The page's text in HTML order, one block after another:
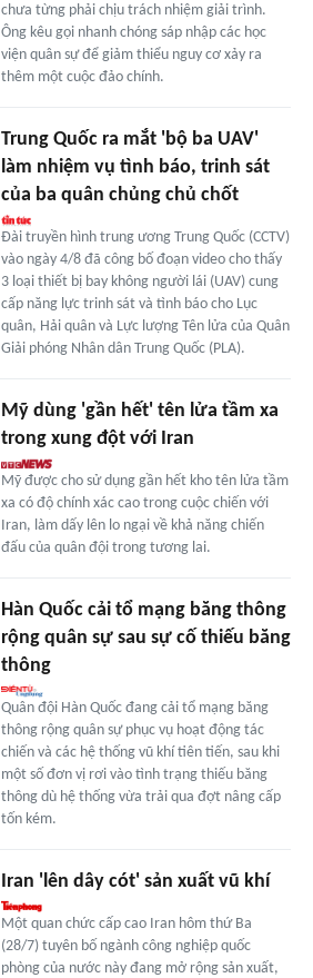
chưa từng phải chịu trách nhiệm giải trình.
Ông kêu gọi nhanh chóng sáp nhập các học
viện quân sự để giảm thiểu nguy cơ xảy ra
thêm một cuộc đảo chính.
Trung Quốc ra mắt 'bộ ba UAV'
làm nhiệm vụ tình báo, trinh sát
của ba quân chủng chủ chốt
Đài truyền hình trung ương Trung Quốc (CCTV)
vào ngày 4/8 đã công bố đoạn video cho thấy
3 loại thiết bị bay không người lái (UAV) cung
cấp năng lực trinh sát và tình báo cho Lục
quân, Hải quân và Lực lượng Tên lửa của Quân
Giải phóng Nhân dân Trung Quốc (PLA).
Mỹ dùng 'gần hết' tên lửa tầm xa
trong xung đột với Iran
Mỹ được cho sử dụng gần hết kho tên lửa tầm
xa có độ chính xác cao trong cuộc chiến với
Iran, làm dấy lên lo ngại về khả năng chiến
đấu của quân đội trong tương lai.
Hàn Quốc cải tổ mạng băng thông
rộng quân sự sau sự cố thiếu băng
thông
Quân đội Hàn Quốc đang cải tổ mạng băng
thông rộng quân sự phục vụ hoạt động tác
chiến và các hệ thống vũ khí tiên tiến, sau khi
một số đơn vị rơi vào tình trạng thiếu băng
thông dù hệ thống vừa trải qua đợt nâng cấp
tốn kém.
Iran 'lên dây cót' sản xuất vũ khí
Một quan chức cấp cao Iran hôm thứ Ba
(28/7) tuyên bố ngành công nghiệp quốc
phòng của nước này đang mở rộng sản xuất,